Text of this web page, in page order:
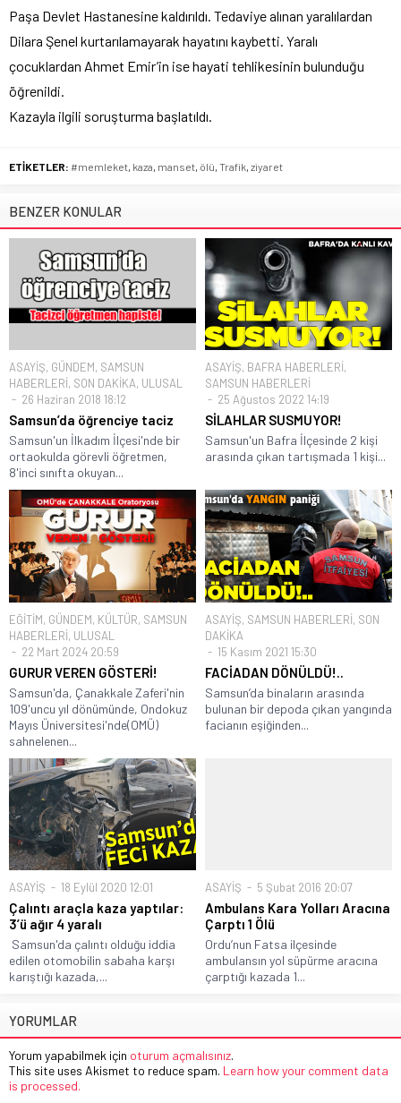
Paşa Devlet Hastanesine kaldırıldı. Tedaviye alınan yaralılardan
Dilara Şenel kurtarılamayarak hayatını kaybetti. Yaralı
çocuklardan Ahmet Emir’in ise hayati tehlikesinin bulunduğu
öğrenildi.
Kazayla ilgili soruşturma başlatıldı.
ETİKETLER: #memleket kaza manset ölü Trafik ziyaret
BENZER KONULAR
ASAYİŞ, GÜNDEM, SAMSUN
HABERLERİ, SON DAKİKA, ULUSAL
26 Haziran 2018 18:12
Samsun’da öğrenciye taciz
Samsun'un İlkadım İlçesi'nde bir
ortaokulda görevli öğretmen,
8'inci sınıfta okuyan...
ASAYİŞ, BAFRA HABERLERİ,
SAMSUN HABERLERİ
25 Ağustos 2022 14:19
SİLAHLAR SUSMUYOR!
Samsun'un Bafra İlçesinde 2 kişi
arasında çıkan tartışmada 1 kişi...
EĞİTİM, GÜNDEM, KÜLTÜR, SAMSUN
HABERLERİ, ULUSAL
22 Mart 2024 20:59
GURUR VEREN GÖSTERİ!
Samsun'da, Çanakkale Zaferi'nin
109'uncu yıl dönümünde, Ondokuz
Mayıs Üniversitesi'nde(OMÜ)
sahnelenen...
ASAYİŞ, SAMSUN HABERLERİ, SON
DAKİKA
15 Kasım 2021 15:30
FACİADAN DÖNÜLDÜ!..
Samsun’da binaların arasında
bulunan bir depoda çıkan yangında
facianın eşiğinden...
ASAYİŞ 18 Eylül 2020 12:01
Çalıntı araçla kaza yaptılar:
3’ü ağır 4 yaralı
Samsun'da çalıntı olduğu iddia
edilen otomobilin sabaha karşı
karıştığı kazada,...
ASAYİŞ 5 Şubat 2016 20:07
Ambulans Kara Yolları Aracına
Çarptı 1 Ölü
Ordu’nun Fatsa ilçesinde
ambulansın yol süpürme aracına
çarptığı kazada 1...
YORUMLAR
Yorum yapabilmek için oturum açmalısınız.
This site uses Akismet to reduce spam. Learn how your comment data
is processed.